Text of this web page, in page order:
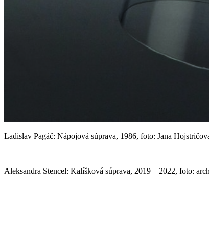
Ladislav Pagáč: Nápojová súprava, 1986, foto: Jana
Aleksandra Stencel: Kalíšková súprava, 2019 – 2022, foto: